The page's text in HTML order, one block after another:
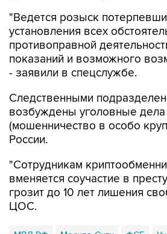
"Ведется розыск
установления всех
противоправной
показаний и возможного
- заявили в спецслужбе.
Следственными
возбуждены уголовные дела
(мошенничество в особо
России.
"Сотрудникам
вменяется соучастие в
грозит до 10 лет лишения
ЦОС.